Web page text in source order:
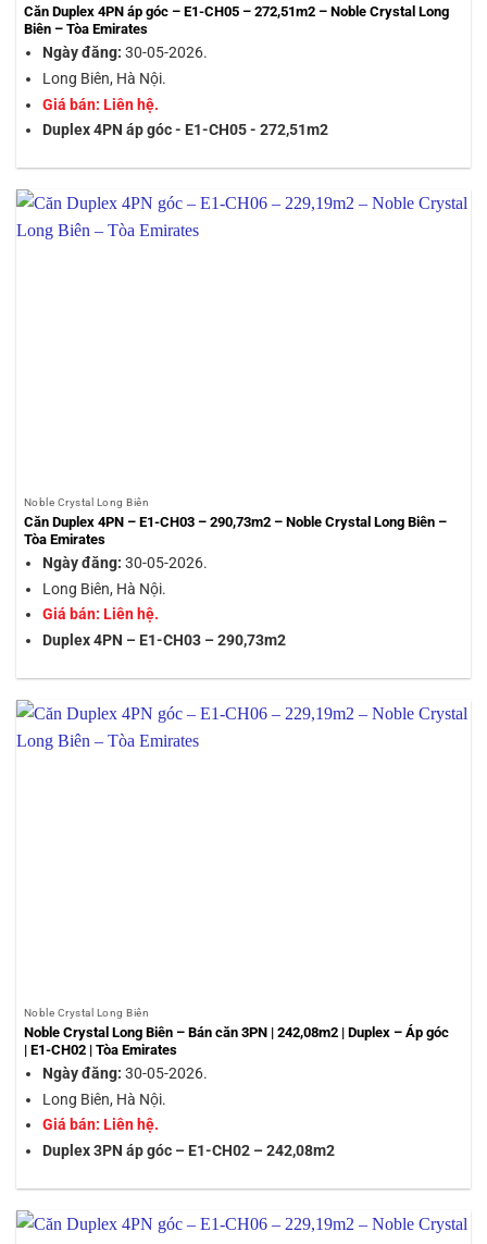
Căn Duplex 4PN áp góc – E1-CH05 – 272,51m2 – Noble Crystal Long
Biên – Tòa Emirates
Ngày đăng: 30-05-2026.
Long Biên, Hà Nội.
Giá bán: Liên hệ.
Duplex 4PN áp góc - E1-CH05 - 272,51m2
Noble Crystal Long Biên
Căn Duplex 4PN – E1-CH03 – 290,73m2 – Noble Crystal Long Biên –
Tòa Emirates
Ngày đăng: 30-05-2026.
Long Biên, Hà Nội.
Giá bán: Liên hệ.
Duplex 4PN – E1-CH03 – 290,73m2
Noble Crystal Long Biên
Noble Crystal Long Biên – Bán căn 3PN | 242,08m2 | Duplex – Áp góc
| E1-CH02 | Tòa Emirates
Ngày đăng: 30-05-2026.
Long Biên, Hà Nội.
Giá bán: Liên hệ.
Duplex 3PN áp góc – E1-CH02 – 242,08m2